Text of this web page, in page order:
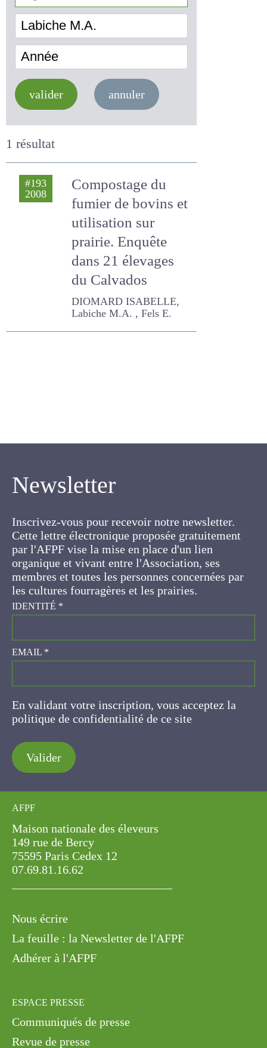
Labiche M.A.
valider annuler
1 résultat
#193
Compostage du
fumier de bovins
et utilisation sur
prairie. Enquête
dans 21 élevages
du Calvados
DIOMARD ISABELLE,
Labiche M.A. , Fels E.
Newsletter
Cette lettre électronique proposée
gratuitement par l'AFPF vise la mise en place
d'un lien organique et vivant entre l'Association,
ses membres et toutes les personnes
concernées par les cultures fourragères et les
prairies.
IDENTITÉ*
EMAIL*
En validant votre inscription, vous acceptez la
politique de confidentialité de ce site
Valider
AFPF
Maison nationale des éleveurs
149 rue de Bercy
75595 Paris Cedex 12
07.69.81.16.62
Nous écrire
La feuille : la Newsletter de l'AFPF
Adhérer à l'AFPF
ESPACE PRESSE
Communiqués de presse
Revue de presse